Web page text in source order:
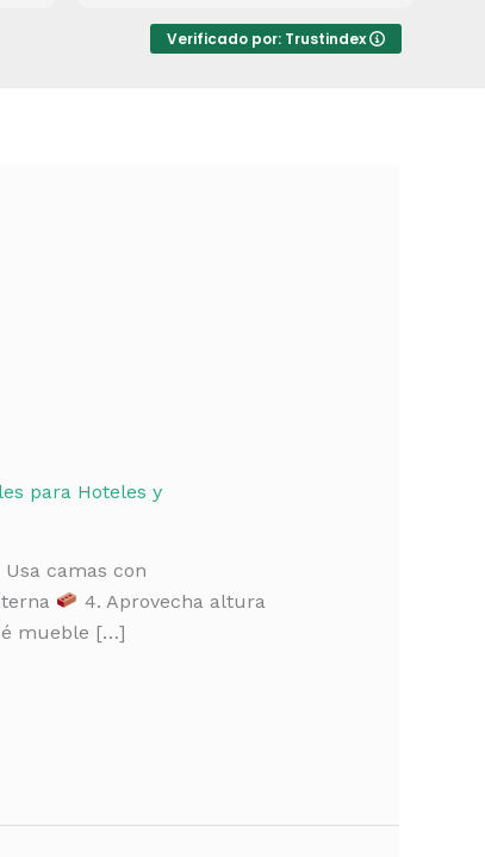
Verificado por: Trustindex
para Hoteles y
Usa camas con
4. Aprovecha altura
mueble […]